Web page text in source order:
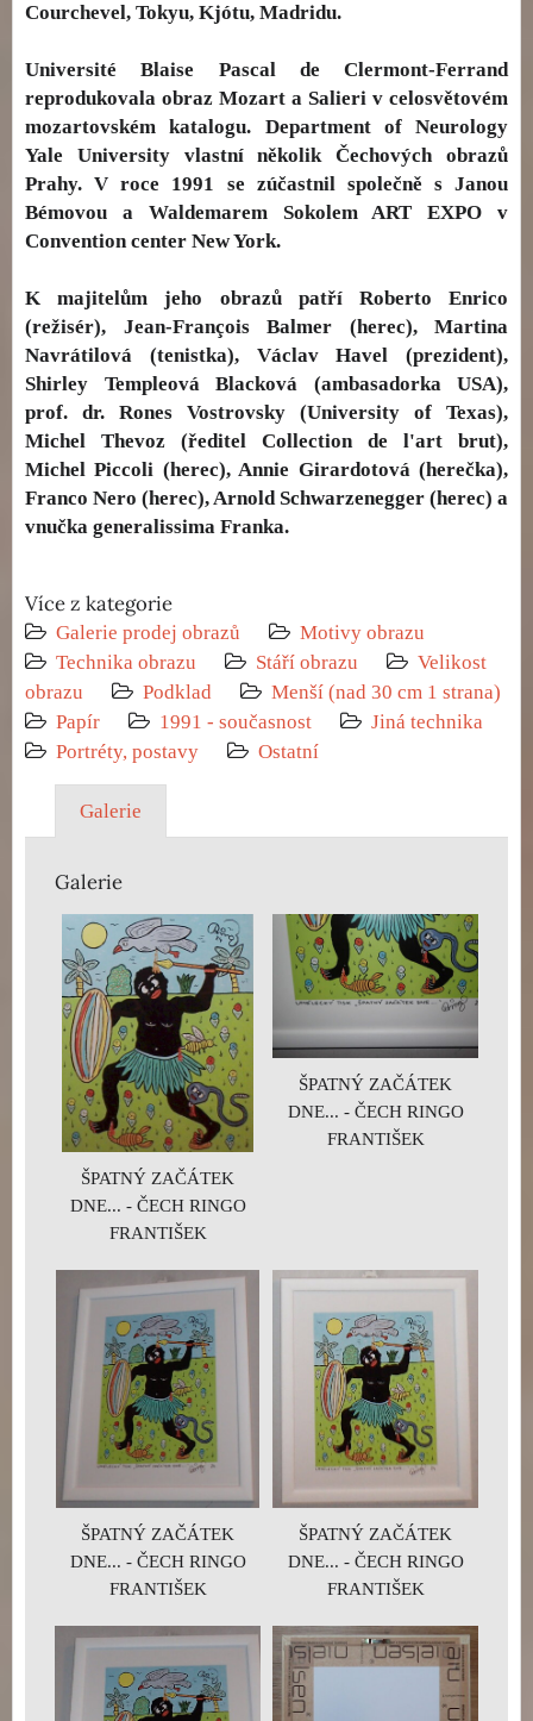
Courchevel, Tokyu, Kjótu, Madridu.
Université Blaise Pascal de Clermont-Ferrand
reprodukovala obraz Mozart a Salieri v celosvětovém
mozartovském katalogu. Department of Neurology
Yale University vlastní několik Čechových obrazů
Prahy. V roce 1991 se zúčastnil společně s Janou
Bémovou a Waldemarem Sokolem ART EXPO v
Convention center New York.
K majitelům jeho obrazů patří Roberto Enrico
(režisér), Jean-François Balmer (herec), Martina
Navrátilová (tenistka), Václav Havel (prezident),
Shirley Templeová Blacková (ambasadorka USA),
prof. dr. Rones Vostrovsky (University of Texas),
Michel Thevoz (ředitel Collection de l'art brut),
Michel Piccoli (herec), Annie Girardotová (herečka),
Franco Nero (herec), Arnold Schwarzenegger (herec) a
vnučka generalissima Franka.
Více z kategorie
Galerie prodej obrazů
Motivy obrazu
Technika obrazu
Stáří obrazu
Velikost
obrazu
Podklad
Menší (nad 30 cm 1 strana)
Papír
1991 - současnost
Jiná technika
Portréty, postavy
Ostatní
Galerie
Galerie
ŠPATNÝ ZAČÁTEK
DNE... - ČECH RINGO
FRANTIŠEK
ŠPATNÝ ZAČÁTEK
DNE... - ČECH RINGO
FRANTIŠEK
ŠPATNÝ ZAČÁTEK
DNE... - ČECH RINGO
FRANTIŠEK
ŠPATNÝ ZAČÁTEK
DNE... - ČECH RINGO
FRANTIŠEK